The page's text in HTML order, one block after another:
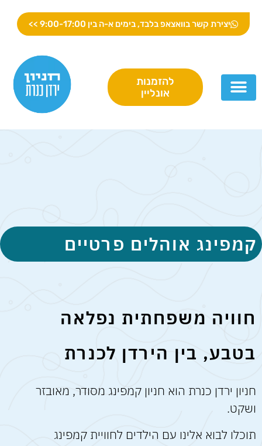
חניון
ופעילויות
לפרטיים
יצירת קשר בוואצאפ בלבד, בימים א-ה בין 9:00-17:00 >>
להזמנות
אונליין
קמפינג אוהלים פרטיים
חוויה משפחתית נפלאה
בטבע, בין הירדן לכנרת
חניון ירדן כנרת הוא חניון קמפינג מסודר, מאובזר
ושקט.
תוכלו לבוא אלינו עם הילדים לחוויית קמפינג